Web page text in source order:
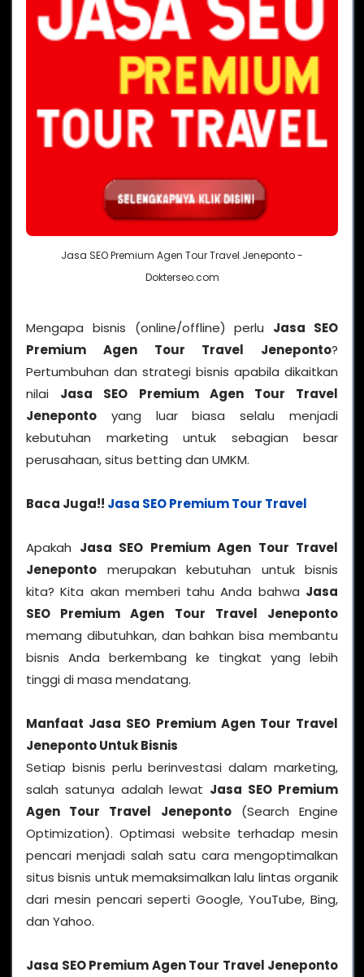
Jasa SEO Premium Agen Tour Travel Jeneponto -
Dokterseo.com
Mengapa bisnis (online/offline) perlu Jasa SEO
Premium Agen Tour Travel Jeneponto?
Pertumbuhan dan strategi bisnis apabila dikaitkan
nilai Jasa SEO Premium Agen Tour Travel
Jeneponto yang luar biasa selalu menjadi
kebutuhan marketing untuk sebagian besar
perusahaan, situs betting dan UMKM.
Baca Juga!! Jasa SEO Premium Tour Travel
Apakah Jasa SEO Premium Agen Tour Travel
Jeneponto merupakan kebutuhan untuk bisnis
kita? Kita akan memberi tahu Anda bahwa Jasa
SEO Premium Agen Tour Travel Jeneponto
memang dibutuhkan, dan bahkan bisa membantu
bisnis Anda berkembang ke tingkat yang lebih
tinggi di masa mendatang.
Manfaat Jasa SEO Premium Agen Tour Travel
JenepontoUntuk Bisnis
Setiap bisnis perlu berinvestasi dalam marketing,
salah satunya adalah lewat Jasa SEO Premium
Agen Tour Travel Jeneponto(Search Engine
Optimization). Optimasi website terhadap mesin
pencari menjadi salah satu cara mengoptimalkan
situs bisnis untuk memaksimalkan lalu lintas organik
dari mesin pencari seperti Google, YouTube, Bing,
dan Yahoo.
Jasa SEO Premium Agen Tour Travel Jeneponto